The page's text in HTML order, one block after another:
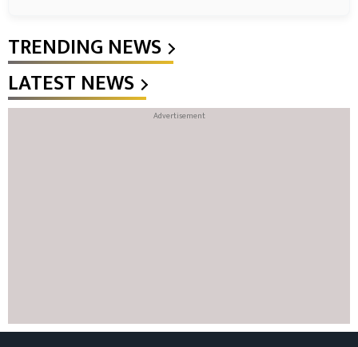
TRENDING NEWS
LATEST NEWS